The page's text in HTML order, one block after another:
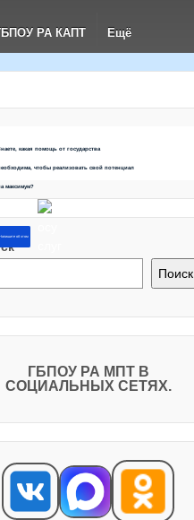
РА КАПТ Ещё
какая помощь от государства
чтобы реализовать свой потенциал
максимум?
Напишите об этом
Поиск
ГБПОУ РА МПТ В
СОЦИАЛЬНЫХ СЕТЯХ.